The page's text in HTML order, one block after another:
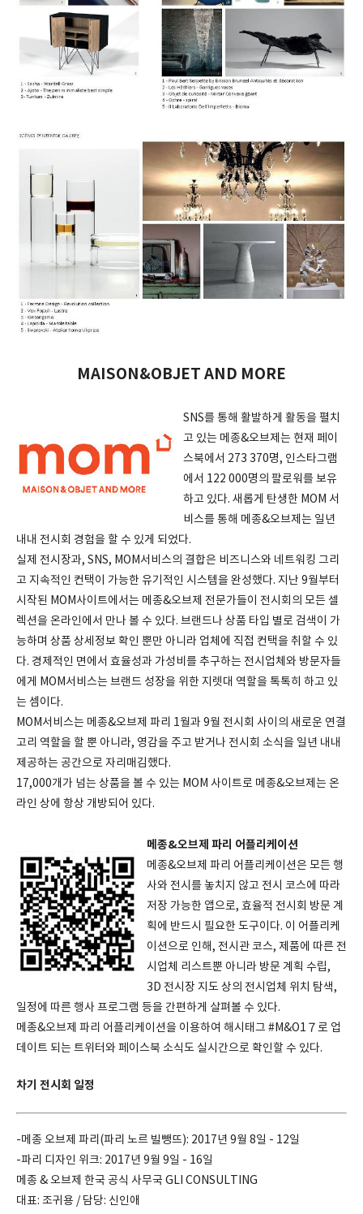
MAISON&OBJET AND MORE
SNS를 통해 활발하게 활동을 펼치
고 있는 메종&오브제는 현재 페이
스북에서 273 370명, 인스타그램
에서 122 000명의 팔로워를 보유
하고 있다. 새롭게 탄생한 MOM 서
비스를 통해 메종&오브제는 일년
내내 전시회 경험을 할 수 있게 되었다.
실제 전시장과, SNS, MOM서비스의 결합은 비즈니스와 네트워킹 그리
고 지속적인 컨택이 가능한 유기적인 시스템을 완성했다. 지난 9월부터
시작된 MOM사이트에서는 메종&오브제 전문가들이 전시회의 모든 셀
렉션을 온라인에서 만나 볼 수 있다. 브랜드나 상품 타입 별로 검색이 가
능하며 상품 상세정보 확인 뿐만 아니라 업체에 직접 컨택을 취할 수 있
다. 경제적인 면에서 효율성과 가성비를 추구하는 전시업체와 방문자들
에게 MOM서비스는 브랜드 성장을 위한 지렛대 역할을 톡톡히 하고 있
는 셈이다.
MOM서비스는 메종&오브제 파리 1월과 9월 전시회 사이의 새로운 연결
고리 역할을 할 뿐 아니라, 영감을 주고 받거나 전시회 소식을 일년 내내
제공하는 공간으로 자리매김했다.
17,000개가 넘는 상품을 볼 수 있는 MOM 사이트로 메종&오브제는 온
라인 상에 항상 개방되어 있다.
메종&오브제 파리 어플리케이션
메종&오브제 파리 어플리케이션은 모든 행
사와 전시를 놓치지 않고 전시 코스에 따라
저장 가능한 앱으로, 효율적 전시회 방문 계
획에 반드시 필요한 도구이다. 이 어플리케
이션으로 인해, 전시관 코스, 제품에 따른 전
시업체 리스트뿐 아니라 방문 계획 수립,
3D 전시장 지도 상의 전시업체 위치 탐색,
일정에 따른 행사 프로그램 등을 간편하게 살펴볼 수 있다.
메종&오브제 파리 어플리케이션을 이용하여 해시태그 #M&O1７로 업
데이트 되는 트위터와 페이스북 소식도 실시간으로 확인할 수 있다.
차기 전시회 일정
-메종 오브제 파리(파리 노르 빌뺑뜨): 2017년 9월 8일 - 12일
-파리 디자인 위크: 2017년 9월 9일 - 16일
메종 & 오브제 한국 공식 사무국 GLI CONSULTING
대표: 조귀용 / 담당: 신인애